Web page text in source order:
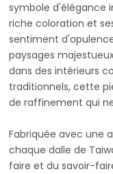
symbole d'élégance
riche coloration et
sentiment
paysages
dans des intérieurs
traditionnels, cette
de raffinement qui
Fabriquée avec une
chaque dalle de
faire et du savoir-